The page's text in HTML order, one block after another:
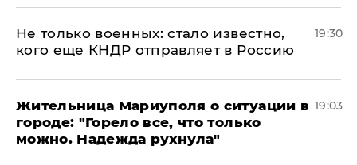
Не только военных: стало известно,
кого еще КНДР отправляет в Россию
19:30
Жительница Мариуполя о ситуации в
городе: "Горело все, что только
можно. Надежда рухнула"
19:03